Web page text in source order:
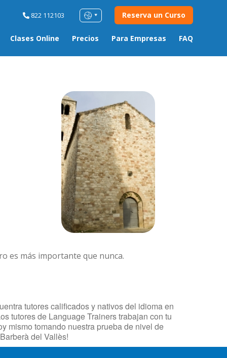
Clases Online Precios Para Empresas FAQ
822 112103 Reserva un Curso
es más importante que nunca.
tutores calificados y nativos del idioma en
tutores de Language Trainers trabajan con tu
mismo tomando nuestra prueba de nivel de
del Vallès!